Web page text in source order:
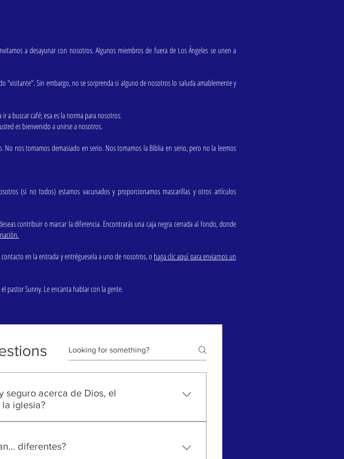
a desayunar con nosotros. Algunos miembros de fuera de Los Ángeles se unen a
"visitante". Sin embargo, no se sorprenda si alguno de nosotros lo saluda amablemente y
a buscar café; esa es la norma para nosotros.
es bienvenido a unirse a nosotros.
No nos tomamos demasiado en serio. Nos tomamos la Biblia en serio, pero no la leemos
(si no todos) estamos vacunados y proporcionamos mascarillas y otros artículos
contribuir o marcar la diferencia. Encontrarás una caja negra cerrada al fondo, donde
en la entrada y entréguesela a uno de nosotros, o haga clic aquí para enviarnos un
pastor Sunny. Le encanta hablar con la gente.
seguro acerca de Dios, el
iglesia?
la fe y a Dios a tu propio ritmo. Tu crecimiento
diferentes?